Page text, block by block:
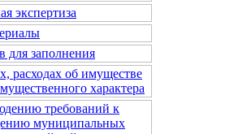
экспертиза
заполнения
расходах об имуществе
характера
требований к
муниципальных